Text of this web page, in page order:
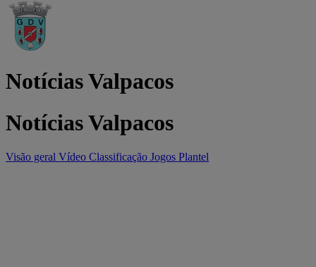
Notícias Valpacos
Notícias Valpacos
Visão geral Vídeo Classificação Jogos Plantel